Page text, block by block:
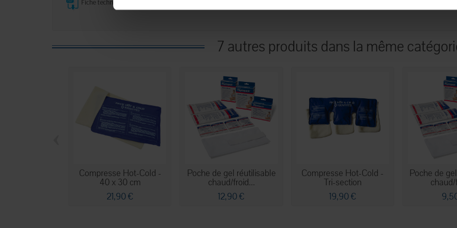
Fiche technique
7 autres produits dans la même
Compresse Hot-Cold -
40 x 30 cm
21,90 €
Poche de gel réutilisable
chaud/froid...
12,90 €
Compresse Hot-Cold -
Tri-section
19,90 €
Poche de
chaud/